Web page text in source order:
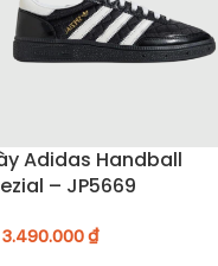
Adidas Handball
– JP5669
3.490.000₫